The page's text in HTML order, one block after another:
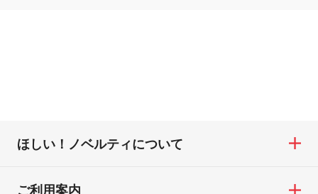
ほしい！ノベルティについて
ご利用案内